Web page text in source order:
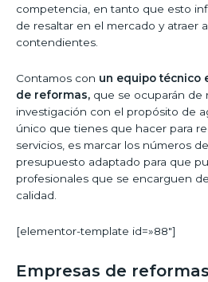
competencia, en tanto que esto
de resaltar en el mercado y atraer
contendientes.
Contamos con un equipo técnico
de reformas, que se ocuparán de
investigación con el propósito de
único que tienes que hacer para
servicios, es marcar los números
presupuesto adaptado para que
profesionales que se encarguen
calidad.
[elementor-template id=»88″]
Empresas de